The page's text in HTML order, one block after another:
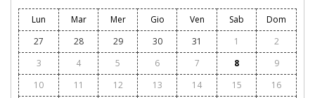
Lun Mar Mer Gio Ven Sab
Dom
27
28 29 30 31 1
2
3
4 5 6 7 8
9
10
11 12 13 14 15
16